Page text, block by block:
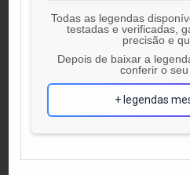
Todas as legendas
testadas e verificadas,
precisão e
Depois de baixar a
conferir o
+ legendas